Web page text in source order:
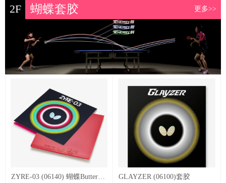
2F 蝴蝶套胶 更多>>
ZYRE-03 (06140) 蝴蝶Butterfly 专业反胶套胶 GLAYZER (06100)套胶